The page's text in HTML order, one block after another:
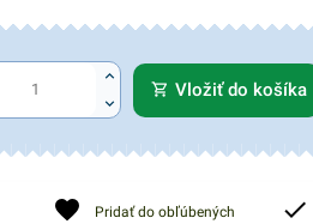
Vložiť do košíka
Pridať do obľúbených